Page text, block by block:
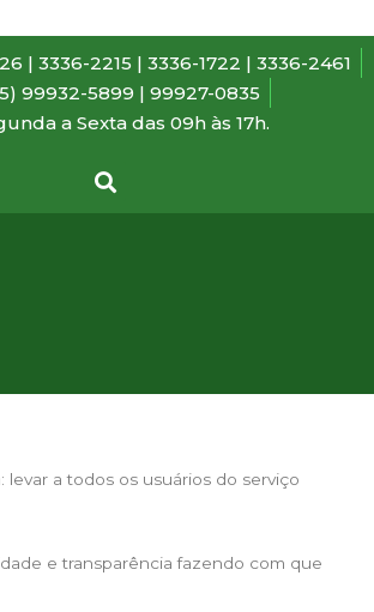
| 3336-2215 | 3336-1722 | 3336-2461
99932-5899 | 99927-0835
a Sexta das 09h às 17h.
levar a todos os usuários do serviço
e transparência fazendo com que